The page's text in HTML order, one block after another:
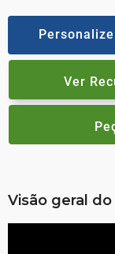
Ver
Visão geral